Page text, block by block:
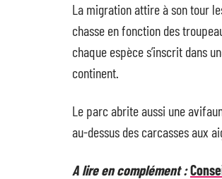
La migration attire à son tour
chasse en fonction des
chaque espèce s’inscrit dans
continent.
Le parc abrite aussi une
au-dessus des carcasses aux
A lire en complément :